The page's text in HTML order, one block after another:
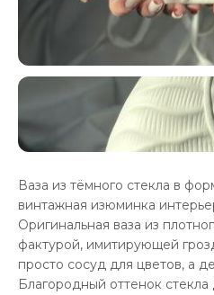
Ваза из тёмного стекла в
винтажная изюминка
Оригинальная ваза из
фактурой, имитирующей
просто сосуд для цветов, а
Благородный оттенок